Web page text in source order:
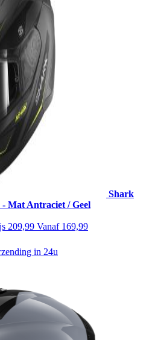
Shark
Mat Antraciet / Geel
209,99 Vanaf 169,99
in 24u